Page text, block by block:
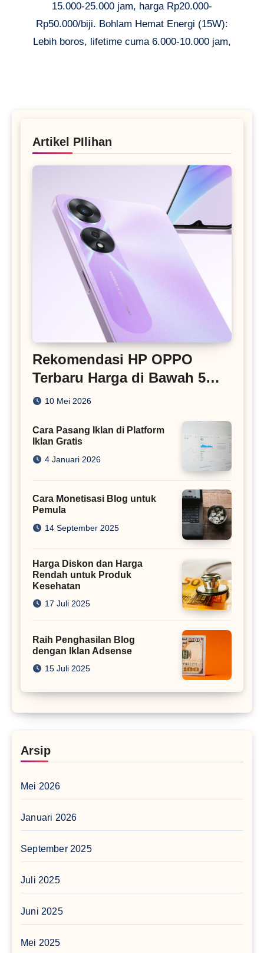
15.000-25.000 jam, harga Rp20.000-
Rp50.000/biji. Bohlam Hemat Energi (15W):
Lebih boros, lifetime cuma 6.000-10.000 jam,
Artikel PIlihan
Rekomendasi HP OPPO
Terbaru Harga di Bawah 5
Juta
10 Mei 2026
Cara Pasang Iklan di Platform
Iklan Gratis
4 Januari 2026
Cara Monetisasi Blog untuk
Pemula
14 September 2025
Harga Diskon dan Harga
Rendah untuk Produk
Kesehatan
17 Juli 2025
Raih Penghasilan Blog
dengan Iklan Adsense
15 Juli 2025
Arsip
Mei 2026
Januari 2026
September 2025
Juli 2025
Juni 2025
Mei 2025